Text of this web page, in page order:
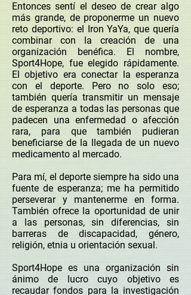
Entonces sentí el deseo de crear algo
más grande, de proponerme un nuevo
reto deportivo: el Iron YaYa, que quería
combinar con la creación de una
organización benéfica. El nombre,
Sport4Hope, fue elegido rápidamente.
El objetivo era conectar la esperanza
con el deporte. Pero no solo eso;
también quería transmitir un mensaje
de esperanza a todas las personas que
padecen una enfermedad o afección
rara, para que también pudieran
beneficiarse de la llegada de un nuevo
medicamento al mercado.
Para mí, el deporte siempre ha sido una
fuente de esperanza; me ha permitido
perseverar y mantenerme en forma.
También ofrece la oportunidad de unir
a las personas, sin diferencias, sin
barreras de discapacidad, género,
religión, etnia u orientación sexual.
Sport4Hope es una organización sin
ánimo de lucro cuyo objetivo es
recaudar fondos para la investigación